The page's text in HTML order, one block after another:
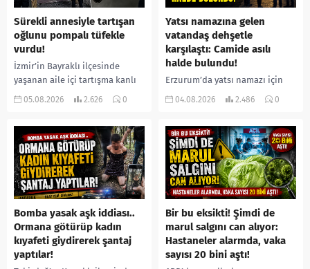
Sürekli annesiyle tartışan
oğlunu pompalı tüfekle
vurdu!
İzmir’in Bayraklı ilçesinde
yaşanan aile içi tartışma kanlı
bitti. İddiaya göre, uzun süredir
05.08.2026 2.626 0
Yatsı namazına gelen
vatandaş dehşetle
karşılaştı: Camide asılı
halde bulundu!
Erzurum’da yatsı namazı için
camiye gelen bir vatandaş,
yerine sevk edilen...
04.08.2026 2.486 0
Bomba yasak aşk iddiası..
Ormana götürüp kadın
kıyafeti giydirerek şantaj
yaptılar!
Bir bu eksikti! Şimdi de
marul salgını can alıyor:
Hastaneler alarmda, vaka
sayısı 20 bini aştı!